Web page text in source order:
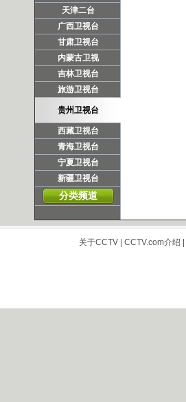
天津二台
广西卫视台
甘肃卫视台
内蒙古卫视
吉林卫视台
旅游卫视台
贵州卫视台
西藏卫视台
青海卫视台
宁夏卫视台
新疆卫视台
分类频道
关于CCTV| CCTV.com介绍